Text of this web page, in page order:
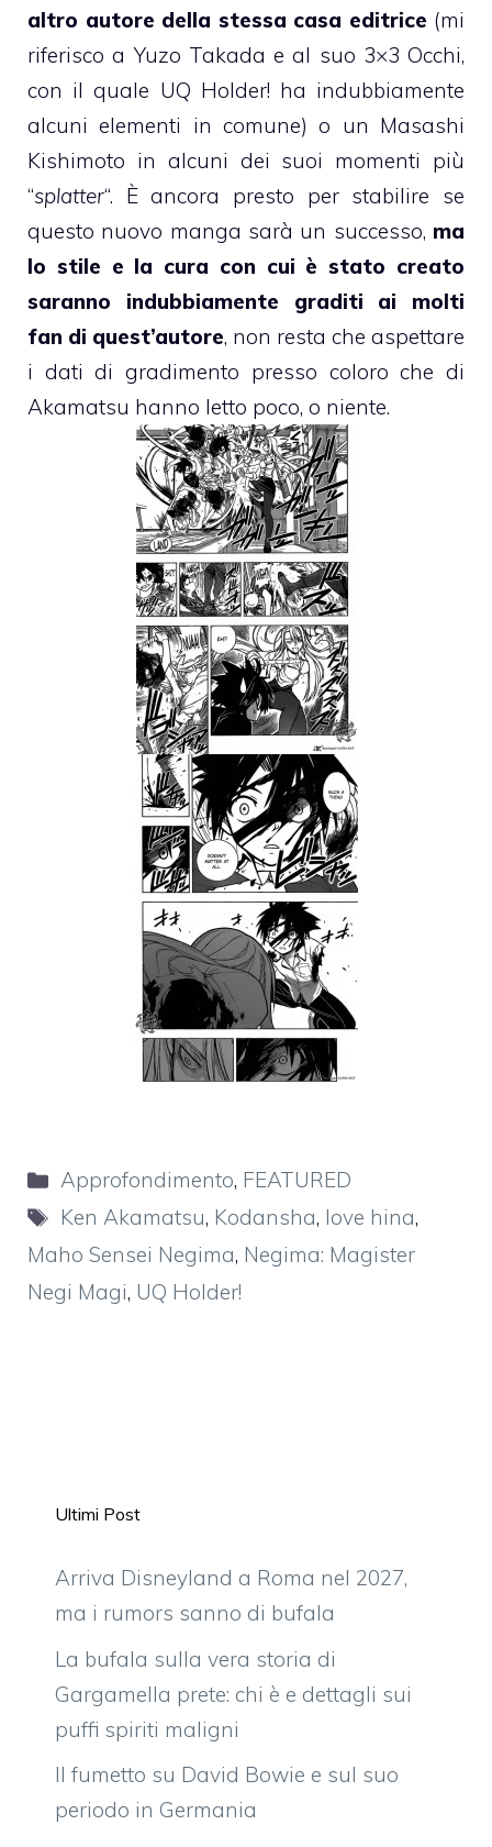
altro autore della stessa casa editrice (mi
riferisco a Yuzo Takada e al suo 3×3 Occhi,
con il quale UQ Holder! ha indubbiamente
alcuni elementi in comune) o un Masashi
Kishimoto in alcuni dei suoi momenti più
“splatter“. È ancora presto per stabilire se
questo nuovo manga sarà un successo, ma
lo stile e la cura con cui è stato creato
saranno indubbiamente graditi ai molti
fan di quest’autore, non resta che aspettare
i dati di gradimento presso coloro che di
Akamatsu hanno letto poco, o niente.
Categorie
Approfondimento, FEATURED
Tag
Ken Akamatsu, Kodansha, love hina,
Maho Sensei Negima, Negima: Magister
Negi Magi, UQ Holder!
Ultimi Post
Arriva Disneyland a Roma nel 2027,
ma i rumors sanno di bufala
La bufala sulla vera storia di
Gargamella prete: chi è e dettagli sui
puffi spiriti maligni
Il fumetto su David Bowie e sul suo
periodo in Germania